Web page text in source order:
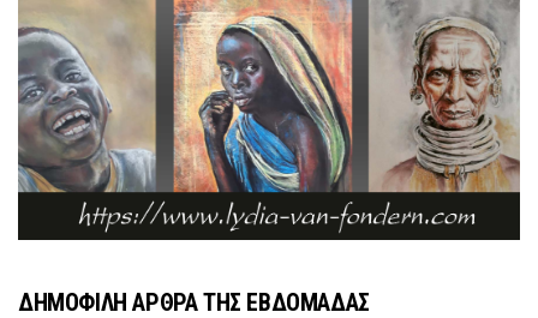
ΔΗΜΟΦΙΛΗ ΑΡΘΡΑ ΤΗΣ ΕΒΔΟΜΑΔΑΣ